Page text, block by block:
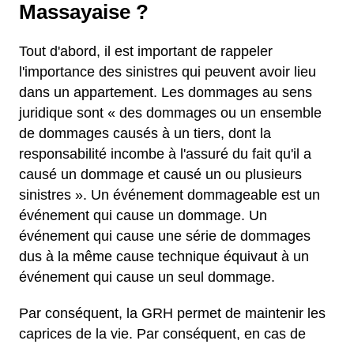
Massayaise ?
Tout d'abord, il est important de rappeler
l'importance des sinistres qui peuvent avoir lieu
dans un appartement. Les dommages au sens
juridique sont « des dommages ou un ensemble
de dommages causés à un tiers, dont la
responsabilité incombe à l'assuré du fait qu'il a
causé un dommage et causé un ou plusieurs
sinistres ». Un événement dommageable est un
événement qui cause un dommage. Un
événement qui cause une série de dommages
dus à la même cause technique équivaut à un
événement qui cause un seul dommage.
Par conséquent, la GRH permet de maintenir les
caprices de la vie. Par conséquent, en cas de